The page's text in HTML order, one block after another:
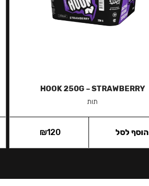
HOOK 250G – STRAWBERRY
תות
₪120 הוסף לסל